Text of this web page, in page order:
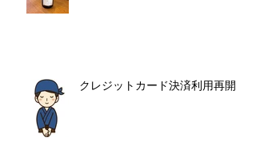
クレジットカード決済利用再開